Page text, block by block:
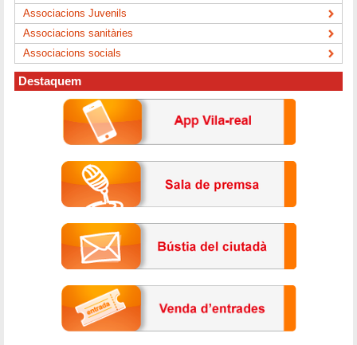
Associacions Juvenils
Associacions sanitàries
Associacions socials
Destaquem